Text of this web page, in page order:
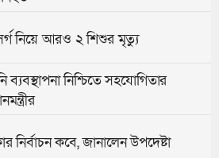
নিয়ে আরও ২ শিশুর মৃত্যু
ব্যবস্থাপনা নিশ্চিতে সহযোগিতার
নির্বাচন কবে, জানালেন উপদেষ্টা